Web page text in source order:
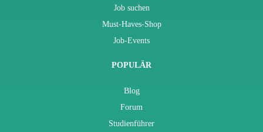
Job suchen
Must-Haves-Shop
Job-Events
POPULÄR
Blog
Forum
Studienführer